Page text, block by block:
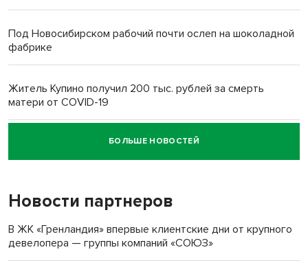
Под Новосибирском рабочий почти ослеп на шоколадной
фабрике
Житель Купино получил 200 тыс. рублей за смерть
матери от COVID-19
Новосибирский суд наказал водителя за смерть
пенсионерки на вокзале
«Мы живём на пастбище!»: в новосибирском селе лошади
терроризируют жителей
Инвалид получил условный срок за избиение врачей
БОЛЬШЕ НОВОСТЕЙ
Новости партнеров
В ЖК «Гренландия» впервые клиентские дни от крупного
девелопера — группы компаний «СОЮЗ»